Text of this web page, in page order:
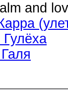
and
Гулёха